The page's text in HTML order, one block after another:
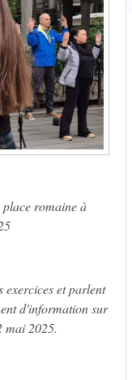
romaine à
exercices et parlent
d'information sur
mai 2025.